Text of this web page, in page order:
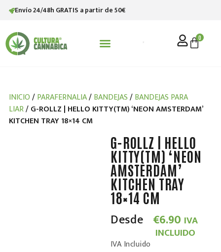
Envío 24/48h GRATIS a partir de 50€
0
INICIO/PARAFERNALIA/BANDEJAS/BANDEJAS PARA
LIAR/ G-ROLLZ | HELLO KITTY(TM) ‘NEON AMSTERDAM’
KITCHEN TRAY 18×14 CM
G-ROLLZ | HELLO
KITTY(TM) ‘NEON
AMSTERDAM’
KITCHEN TRAY
18×14 CM
Desde €6.90 IVA
INCLUIDO
IVA Incluido